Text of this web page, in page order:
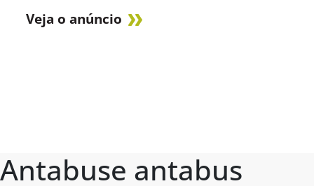
Veja o anúncio
Antabuse antabus